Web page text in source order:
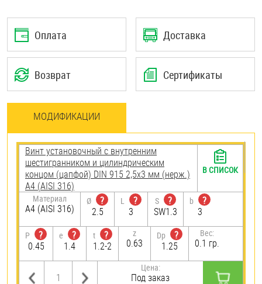
Оплата Доставка
Возврат Сертификаты
МОДИФИКАЦИИ
Винт установочный с внутренним
шестигранником и цилиндрическим
концом (цапфой) DIN 915 2,5х3 мм (нерж.)
A4 (AISI 316)
Материал
A4 (AISI 316)
Ø
?
2.5
L
?
3
S
?
SW1.3
b
?
3
P
?
0.45
e
?
1.4
t
?
1.2-2
z
0.63
Dp
?
1.25
Вес:
0.1 гр.
Цена:
Под заказ
В СПИСОК